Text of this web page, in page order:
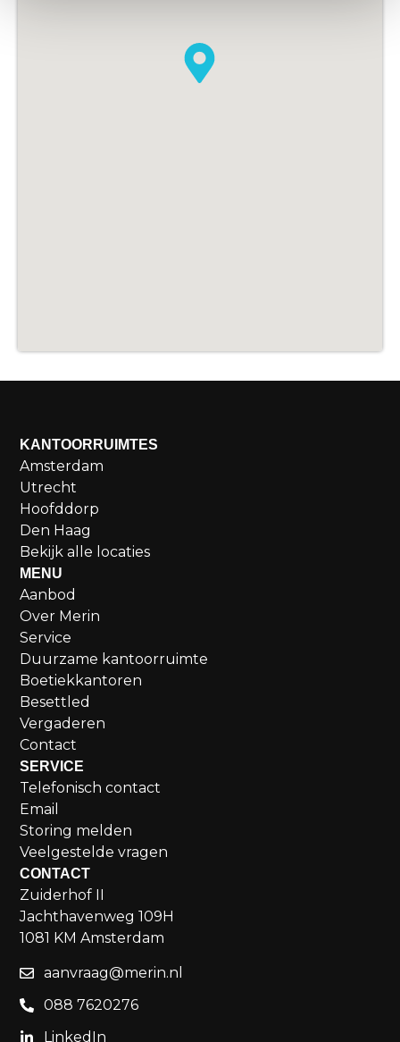
KANTOORRUIMTES
Amsterdam
Utrecht
Hoofddorp
Den Haag
Bekijk alle locaties
MENU
Aanbod
Over Merin
Service
Duurzame kantoorruimte
Boetiekkantoren
Besettled
Vergaderen
Contact
SERVICE
Telefonisch contact
Email
Storing melden
Veelgestelde vragen
CONTACT
Zuiderhof II
Jachthavenweg 109H
1081 KM Amsterdam
aanvraag@merin.nl
088 7620276
LinkedIn